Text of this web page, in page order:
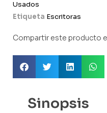
Usados
Etiqueta Escritoras
Compartir este producto
Sinopsis